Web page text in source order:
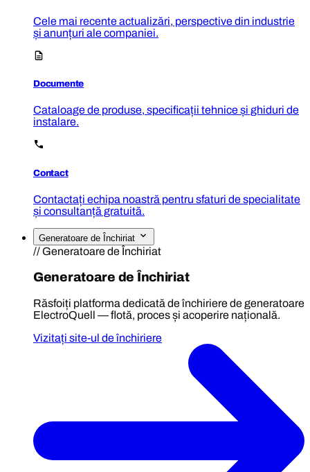
Cele mai recente actualizări, perspective din industrie
și anunțuri ale companiei.
Documente
Cataloage de produse, specificații tehnice și ghiduri de
instalare.
Contact
Contactați echipa noastră pentru sfaturi de specialitate
și consultanță gratuită.
Generatoare de Închiriat
// Generatoare de Închiriat
Generatoare de Închiriat
Răsfoiți platforma dedicată de închiriere de generatoare
ElectroQuell — flotă, proces și acoperire națională.
Vizitați site-ul de închiriere